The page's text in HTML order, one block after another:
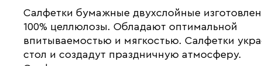
Салфетки бумажные двухслойные
100% целлюлозы. Обладают оптимальной
впитываемостью и мягкостью. Салфетки
стол и создадут праздничную атмосферу.